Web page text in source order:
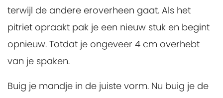
terwijl de andere eroverheen gaat. Als het
pitriet opraakt pak je een nieuw stuk en begint
opnieuw. Totdat je ongeveer 4 cm overhebt
van je spaken.
Buig je mandje in de juiste vorm. Nu buig je de